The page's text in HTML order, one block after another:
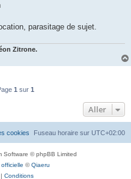
parasitage de sujet.
Zitrone.
1 sur 1
Aller
Fuseau horaire sur UTC+02:00
cookies
Software © phpBB Limited
©Qiaeru
| Conditions